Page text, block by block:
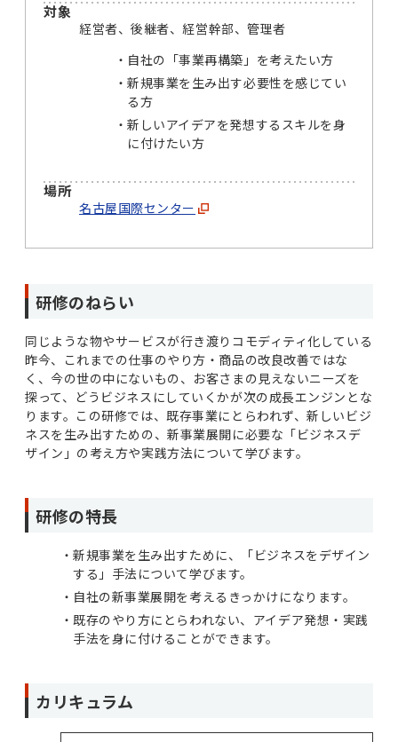
対象
経営者、後継者、経営幹部、管理者
自社の「事業再構築」を考えたい方
新規事業を生み出す必要性を感じてい
る方
新しいアイデアを発想するスキルを身
に付けたい方
場所
名古屋国際センター
研修のねらい
同じような物やサービスが行き渡りコモディティ化している
昨今、これまでの仕事のやり方・商品の改良改善ではな
く、今の世の中にないもの、お客さまの見えないニーズを
探って、どうビジネスにしていくかが次の成長エンジンとな
ります。この研修では、既存事業にとらわれず、新しいビジ
ネスを生み出すための、新事業展開に必要な「ビジネスデ
ザイン」の考え方や実践方法について学びます。
研修の特長
新規事業を生み出すために、「ビジネスをデザイン
する」手法について学びます。
自社の新事業展開を考えるきっかけになります。
既存のやり方にとらわれない、アイデア発想・実践
手法を身に付けることができます。
カリキュラム